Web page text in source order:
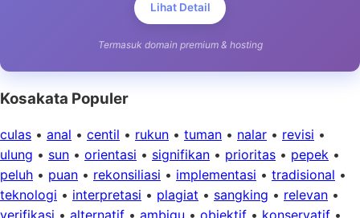
Lihat Detail
Termasuk domain premium & hosting
Kosakata Populer
culas • anal • centil • rukun • tuman • nalar • revisi •
ulung • sun • orientasi • signifikan • prioritas • pepek •
peluh • puan • rekonsiliasi • implementasi • tradisional •
teknologi • interpretasi • plagiat • sangking • relevan •